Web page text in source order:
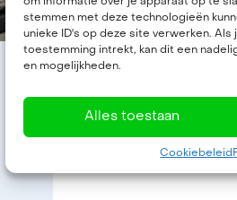
stemmen met deze technologieën
unieke ID's op deze site verwerken.
toestemming intrekt, kan dit een
en mogelijkheden.
Alles toestaan
Cookiebeleid